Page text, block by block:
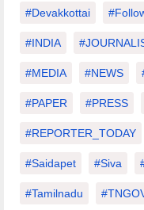
#devakkottai
#INDIA
#MEDIA #NEWS
#PAPER #PRESS
#REPORTER_TODAY
#saidapet #Siva
#tamilnadu